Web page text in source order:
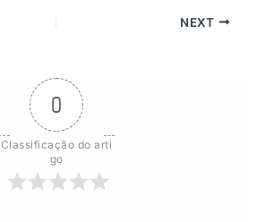
NEXT
0
Classificação do arti
go